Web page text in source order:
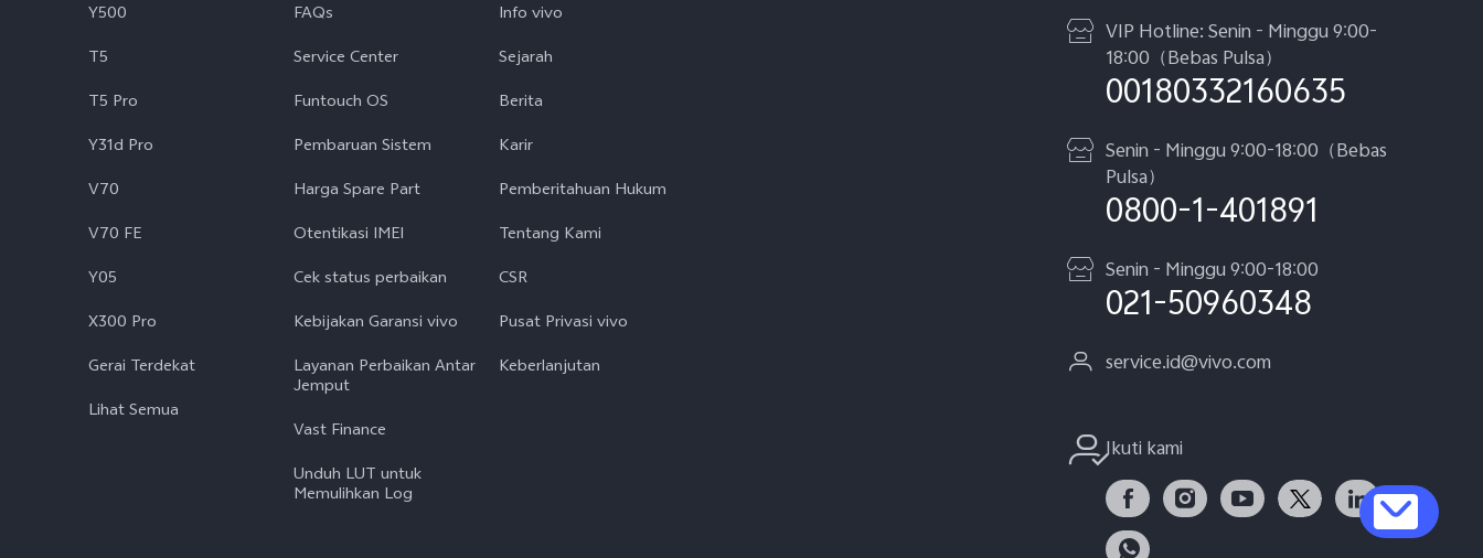
Y500
T5
T5 Pro
Y31d Pro
V70
V70 FE
Y05
X300 Pro
Gerai Terdekat
Lihat Semua
FAQs
Service Center
Funtouch OS
Pembaruan Sistem
Harga Spare Part
Otentikasi IMEI
Cek status perbaikan
Kebijakan Garansi vivo
Layanan Perbaikan Antar
Jemput
Vast Finance
Unduh LUT untuk
Memulihkan Log
Info vivo
Sejarah
Berita
Karir
Pemberitahuan Hukum
Tentang Kami
CSR
Pusat Privasi vivo
Keberlanjutan
VIP Hotline: Senin - Minggu 9:00-
18:00（Bebas Pulsa）
00180332160635
Senin - Minggu 9:00-18:00（Bebas
Pulsa）
0800-1-401891
Senin - Minggu 9:00-18:00
021-50960348
service.id@vivo.com
Ikuti kami